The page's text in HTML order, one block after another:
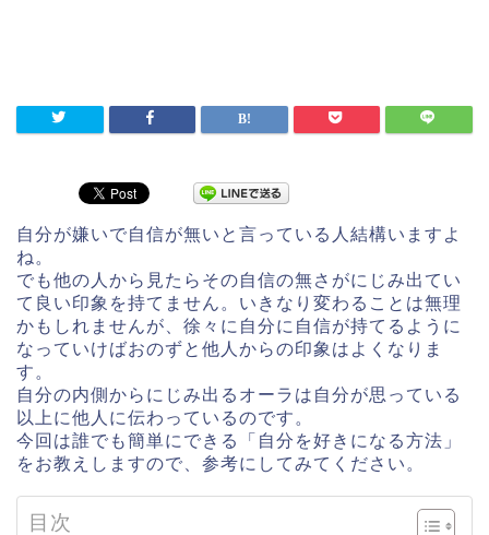
自分が嫌いで自信が無いと言っている人結構いますよ
ね。
でも他の人から見たらその自信の無さがにじみ出てい
て良い印象を持てません。いきなり変わることは無理
かもしれませんが、徐々に自分に自信が持てるように
なっていけばおのずと他人からの印象はよくなりま
す。
自分の内側からにじみ出るオーラは自分が思っている
以上に他人に伝わっているのです。
今回は誰でも簡単にできる「自分を好きになる方法」
をお教えしますので、参考にしてみてください。
目次